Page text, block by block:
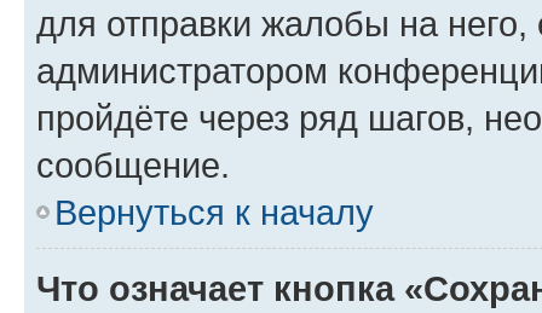
для отправки жалобы на
администратором
пройдёте через ряд шагов,
сообщение.
Вернуться к началу
Что означает кнопка